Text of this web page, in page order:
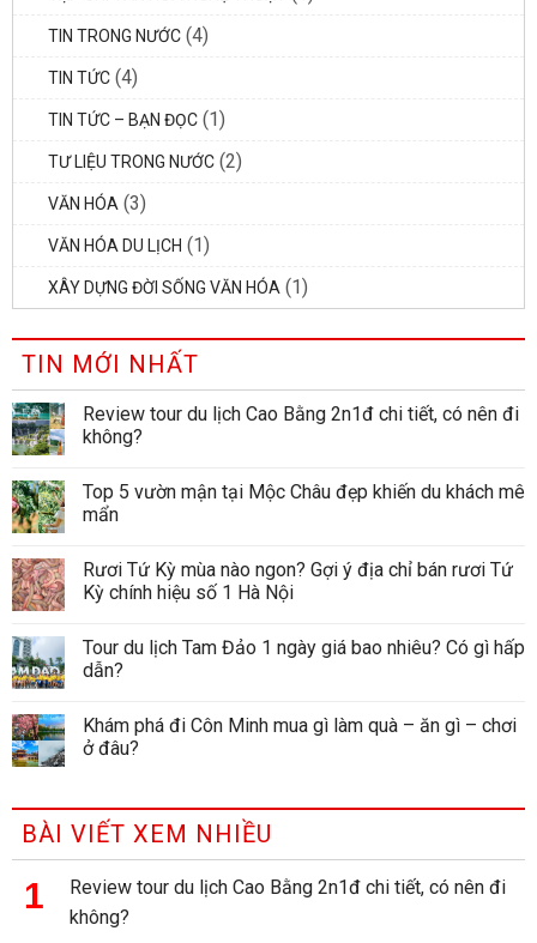
TIN TRONG NƯỚC(4)
TIN TỨC(4)
TIN TỨC – BẠN ĐỌC(1)
TƯ LIỆU TRONG NƯỚC(2)
VĂN HÓA(3)
VĂN HÓA DU LỊCH (1)
XÂY DỰNG ĐỜI SỐNG VĂN HÓA(1)
TIN MỚI NHẤT
Review tour du lịch Cao Bằng 2n1đ chi tiết, có nên đi
không?
Top 5 vườn mận tại Mộc Châu đẹp khiến du khách mê
mẩn
Rươi Tứ Kỳ mùa nào ngon? Gợi ý địa chỉ bán rươi Tứ
Kỳ chính hiệu số 1 Hà Nội
Tour du lịch Tam Đảo 1 ngày giá bao nhiêu? Có gì hấp
dẫn?
Khám phá đi Côn Minh mua gì làm quà – ăn gì – chơi
ở đâu?
BÀI VIẾT XEM NHIỀU
Review tour du lịch Cao Bằng 2n1đ chi tiết, có nên đi
không?